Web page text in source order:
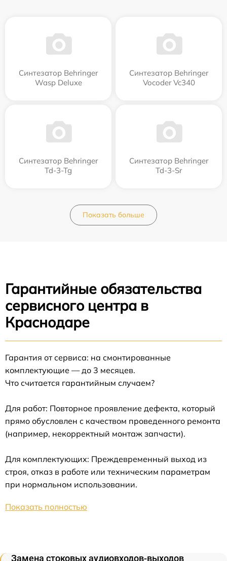
Синтезатор Behringer
Wasp Deluxe
Синтезатор Behringer
Vocoder Vc340
Синтезатор Behringer
Td-3-Tg
Синтезатор Behringer
Td-3-Sr
Показать больше
Гарантийные обязательства
сервисного центра в
Краснодаре
Гарантия от сервиса: на смонтированные
комплектующие — до 3 месяцев.
Что считается гарантийным случаем?
Для работ: Повторное проявление дефекта, который
прямо обусловлен с качеством проведенного ремонта
(например, некорректный монтаж запчасти).
Для комплектующих: Преждевременный выход из
строя, отказ в работе или техническим параметрам
при нормальном использовании.
Показать полностью
Замена стоковых аудиовходов-выходов